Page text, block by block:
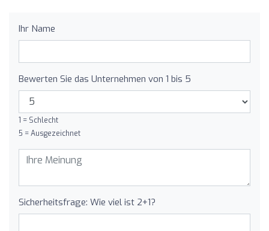
Ihr Name
Bewerten Sie das Unternehmen von 1 bis 5
1 = Schlecht
5 = Ausgezeichnet
Sicherheitsfrage: Wie viel ist 2+1?